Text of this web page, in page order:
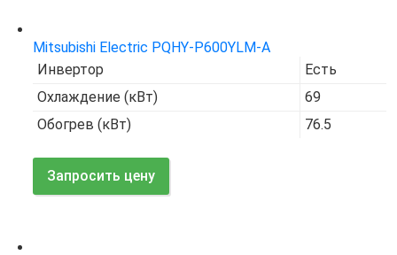
Mitsubishi Electric PQHY-P600YLM-A
Инвертор
Есть
Охлаждение (кВт)
69
Обогрев (кВт)
76.5
Запросить цену